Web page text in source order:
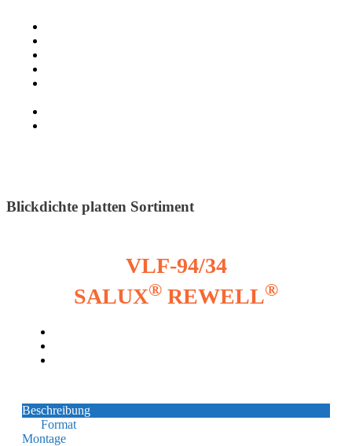
Blickdichte platten Sortiment
VLF-94/34
SALUX® REWELL®
Beschreibung
Format
Montage